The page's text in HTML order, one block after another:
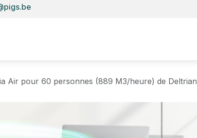
Air pour 60 personnes (889 M3/heure) de Deltrian